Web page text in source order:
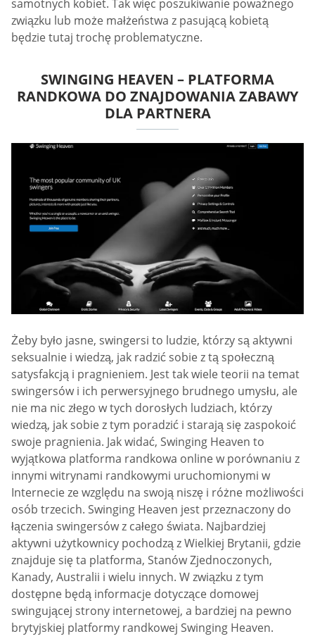
samotnych kobiet. Tak więc poszukiwanie poważnego
związku lub może małżeństwa z pasującą kobietą
będzie tutaj trochę problematyczne.
SWINGING HEAVEN – PLATFORMA
RANDKOWA DO ZNAJDOWANIA ZABAWY
DLA PARTNERA
Żeby było jasne, swingersi to ludzie, którzy są aktywni
seksualnie i wiedzą, jak radzić sobie z tą społeczną
satysfakcją i pragnieniem. Jest tak wiele teorii na temat
swingersów i ich perwersyjnego brudnego umysłu, ale
nie ma nic złego w tych dorosłych ludziach, którzy
wiedzą, jak sobie z tym poradzić i starają się zaspokoić
swoje pragnienia. Jak widać, Swinging Heaven to
wyjątkowa platforma randkowa online w porównaniu z
innymi witrynami randkowymi uruchomionymi w
Internecie ze względu na swoją niszę i różne możliwości
osób trzecich. Swinging Heaven jest przeznaczony do
łączenia swingersów z całego świata. Najbardziej
aktywni użytkownicy pochodzą z Wielkiej Brytanii, gdzie
znajduje się ta platforma, Stanów Zjednoczonych,
Kanady, Australii i wielu innych. W związku z tym
dostępne będą informacje dotyczące domowej
swingującej strony internetowej, a bardziej na pewno
brytyjskiej platformy randkowej Swinging Heaven.